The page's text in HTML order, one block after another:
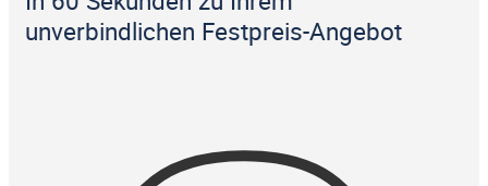
unverbindlichen Festpreis-Angebot